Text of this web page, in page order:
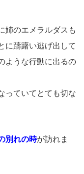
姉のエメラルダスも
に躊躇い逃げ出して
ような行動に出るの
っていてとても切な
別れの時が訪れま